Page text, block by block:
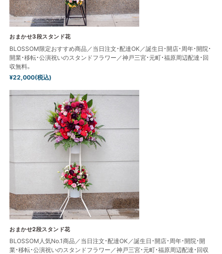
おまかせ3段スタンド花
BLOSSOM限定おすすめ商品／当日注文・配達OK／誕生日・開店・周年・開院・
開業・移転・公演祝いのスタンドフラワー／神戸三宮・元町・福原周辺配達・回
収無料。
¥22,000(税込)
おまかせ2段スタンド花
BLOSSOM人気No.1商品／当日注文・配達OK／誕生日・開店・周年・開院・開
業・移転・公演祝いのスタンドフラワー／神戸三宮・元町・福原周辺配達・回収